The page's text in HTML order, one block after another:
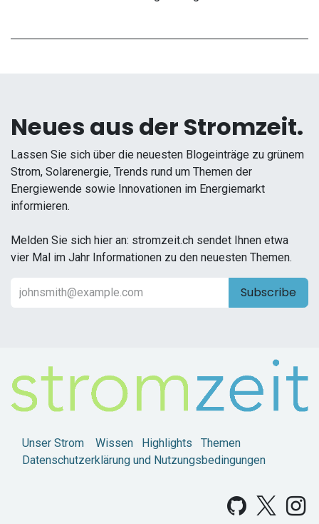
Neues aus der Stromzeit.
Lassen Sie sich über die neuesten Blogeinträge zu grünem
Strom, Solarenergie, Trends rund um Themen der
Energiewende sowie Innovationen im Energiemarkt
informieren.
Melden Sie sich hier an: stromzeit.ch sendet Ihnen etwa
vier Mal im Jahr Informationen zu den neuesten Themen.
Subscribe
Unser Strom Wissen Highlights
Themen
Datenschutzerklärung und Nutzungsbedingungen